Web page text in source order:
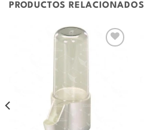
PRODUCTOS RELACIONADOS